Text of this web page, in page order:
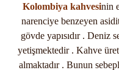
Kolombiya kahvesinin
narenciye benzeyen
gövde yapısıdır . Deniz
yetişmektedir . Kahve
almaktadır . Bunun